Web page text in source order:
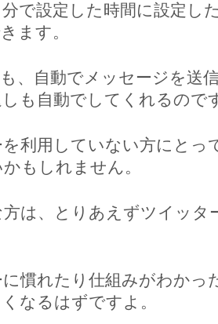
分で設定した時間に設定し
ます。
、自動でメッセージを送
も自動でしてくれるので
利用していない方にとっ
もしれません。
は、とりあえずツイッタ
慣れたり仕組みがわかっ
なるはずですよ。